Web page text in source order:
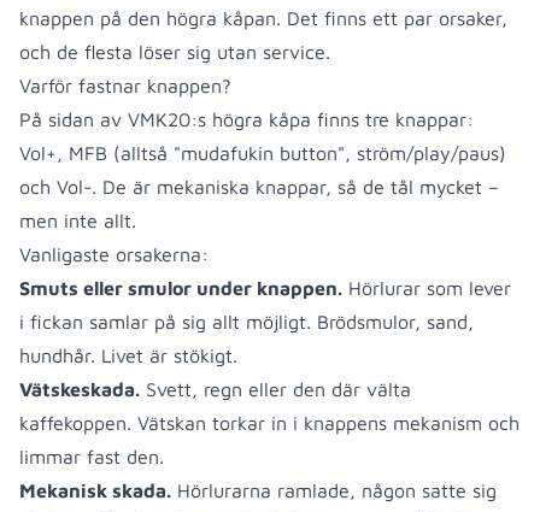
knappen på den högra kåpan. Det finns ett par orsaker,
och de flesta löser sig utan service.
Varför fastnar knappen?
På sidan av VMK20:s högra kåpa finns tre knappar:
Vol+, MFB (alltså "mudafukin button", ström/play/paus)
och Vol-. De är mekaniska knappar, så de tål mycket –
men inte allt.
Vanligaste orsakerna:
Smuts eller smulor under knappen. Hörlurar som lever
i fickan samlar på sig allt möjligt. Brödsmulor, sand,
hundhår. Livet är stökigt.
Vätskeskada. Svett, regn eller den där välta
kaffekoppen. Vätskan torkar in i knappens mekanism och
limmar fast den.
Mekanisk skada. Hörlurarna ramlade, någon satte sig